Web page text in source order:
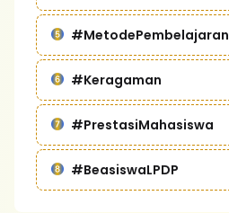
#MetodePembelajaran
#Keragaman
#PrestasiMahasiswa
#BeasiswaLPDP